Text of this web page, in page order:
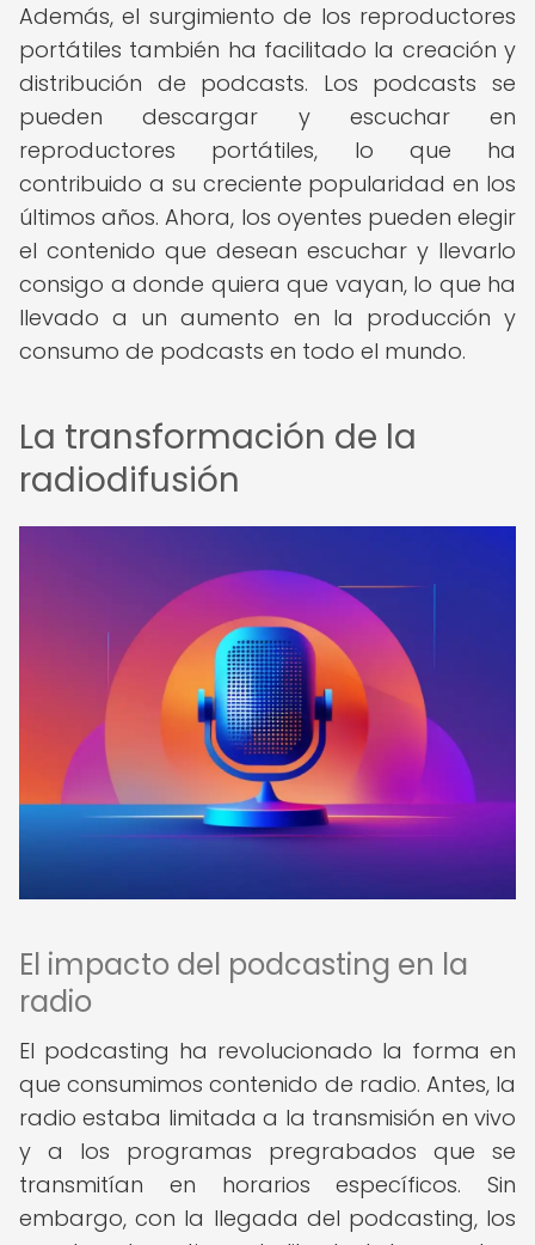
Además, el surgimiento de los reproductores
portátiles también ha facilitado la creación y
distribución de podcasts. Los podcasts se
pueden descargar y escuchar en
reproductores portátiles, lo que ha
contribuido a su creciente popularidad en los
últimos años. Ahora, los oyentes pueden elegir
el contenido que desean escuchar y llevarlo
consigo a donde quiera que vayan, lo que ha
llevado a un aumento en la producción y
consumo de podcasts en todo el mundo.
La transformación de la
radiodifusión
El impacto del podcasting en la
radio
El podcasting ha revolucionado la forma en
que consumimos contenido de radio. Antes, la
radio estaba limitada a la transmisión en vivo
y a los programas pregrabados que se
transmitían en horarios específicos. Sin
embargo, con la llegada del podcasting, los